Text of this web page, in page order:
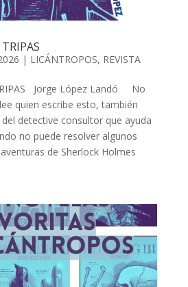
| LICÁNTROPOS, REVISTA
Jorge López Landó No
quien escribe esto, también
detective consultor que ayuda
no puede resolver algunos
de Sherlock Holmes